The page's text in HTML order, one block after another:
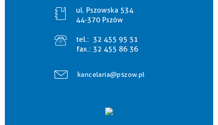
ul. Pszowska 534
44-370 Pszów
tel.: 32 455 95 51
fax.: 32 455 86 36
kancelaria@pszow.pl